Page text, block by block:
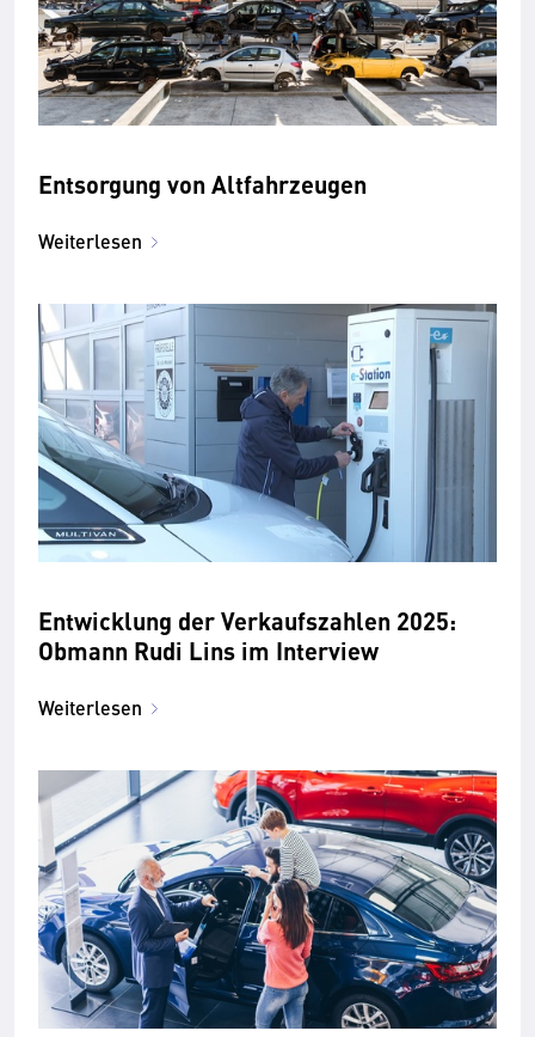
Entsorgung von Altfahrzeugen
Weiterlesen
Entwicklung der Verkaufszahlen 2025:
Obmann Rudi Lins im Interview
Weiterlesen